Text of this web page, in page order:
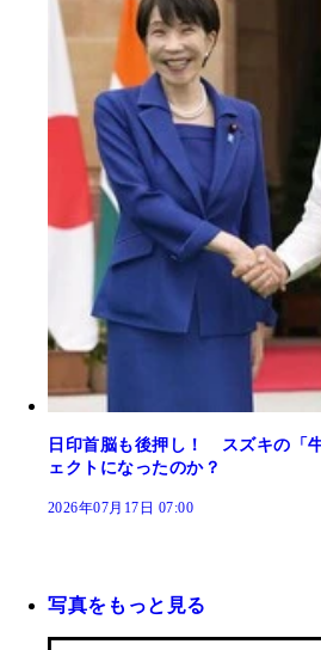
日印首脳も後押し！ スズキの「
ェクトになったのか？
2026年07月17日 07:00
写真をもっと見る